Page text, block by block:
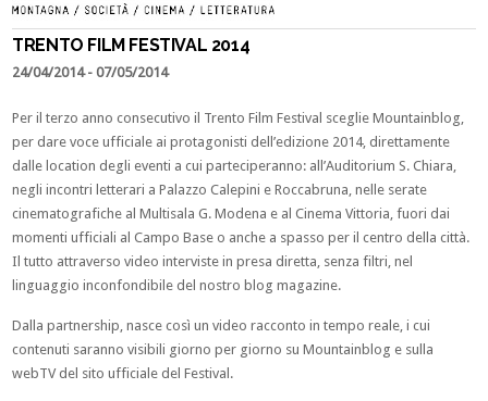
TRENTO FILM FESTIVAL 2014
24/04/2014 - 07/05/2014
Per il terzo anno consecutivo il Trento Film Festival sceglie Mountainblog,
per dare voce ufficiale ai protagonisti dell’edizione 2014, direttamente
dalle location degli eventi a cui parteciperanno: all’Auditorium S. Chiara,
negli incontri letterari a Palazzo Calepini e Roccabruna, nelle serate
cinematografiche al Multisala G. Modena e al Cinema Vittoria, fuori dai
momenti ufficiali al Campo Base o anche a spasso per il centro della città.
Il tutto attraverso video interviste in presa diretta, senza filtri, nel
linguaggio inconfondibile del nostro blog magazine.
Dalla partnership, nasce così un video racconto in tempo reale, i cui
contenuti saranno visibili giorno per giorno su Mountainblog e sulla
webTV del sito ufficiale del Festival.